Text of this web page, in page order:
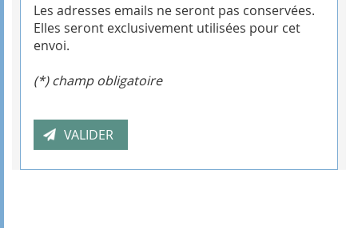
Les adresses emails ne seront pas conservées.
Elles seront exclusivement utilisées pour cet
envoi.
(*) champ obligatoire